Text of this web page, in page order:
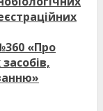
«Про